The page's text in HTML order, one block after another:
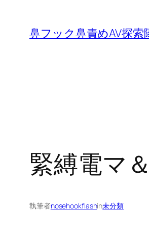
鼻フック鼻責めAV探索
緊縛電マ
執筆者nosehookflashin未分類